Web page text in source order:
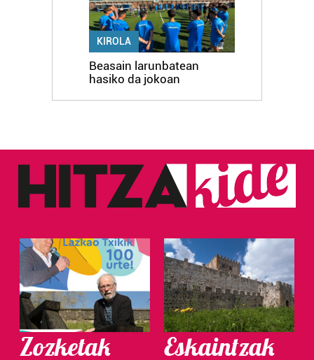
KIROLA
Beasain larunbatean
hasiko da jokoan
Zozketak Eskaintzak